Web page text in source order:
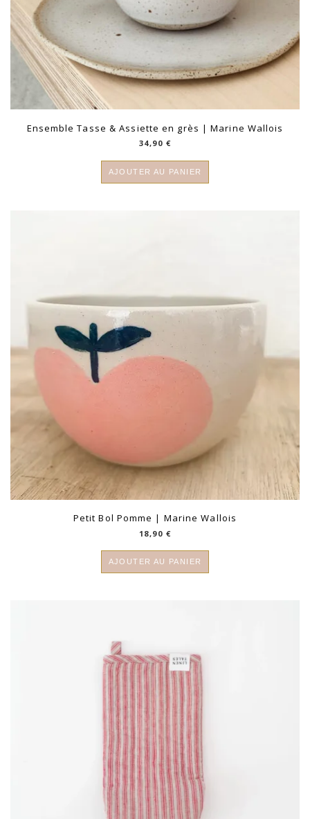
Ensemble Tasse & Assiette en grès | Marine Wallois
34,90 €
AJOUTER AU PANIER
Petit Bol Pomme | Marine Wallois
18,90 €
AJOUTER AU PANIER